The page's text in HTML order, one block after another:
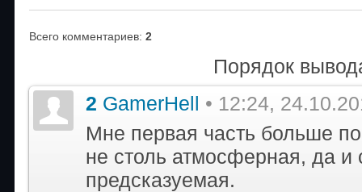
Всего комментариев: 2
Порядок
2 GamerHell • 12:24,
Мне первая часть больше
не столь атмосферная, да и
предсказуемая.